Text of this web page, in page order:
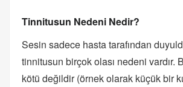
Tinnitusun Nedeni Nedir?
Sesin sadece hasta tarafından
tinnitusun birçok olası nedeni vardır.
kötü değildir (örnek olarak küçük bir